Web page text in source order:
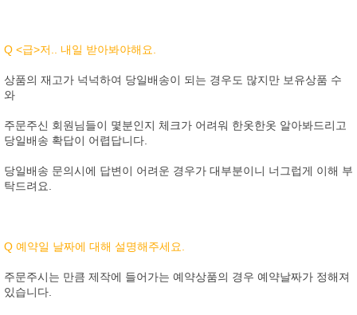
Q <급>저.. 내일 받아봐야해요.
상품의 재고가 넉넉하여 당일배송이 되는 경우도 많지만 보유상품 수
와
주문주신 회원님들이 몇분인지 체크가 어려워 한옷한옷 알아봐드리고
당일배송 확답이 어렵답니다.
당일배송 문의시에 답변이 어려운 경우가 대부분이니 너그럽게 이해 부
탁드려요.
Q 예약일 날짜에 대해 설명해주세요.
주문주시는 만큼 제작에 들어가는 예약상품의 경우 예약날짜가 정해져
있습니다.